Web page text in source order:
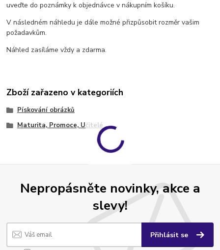
uveďte do poznámky k objednávce v nákupním košíku.
V následném náhledu je dále možné přizpůsobit rozměr vašim
požadavkům.
Náhled zasíláme vždy a zdarma.
Zboží zařazeno v kategoriích
Pískování obrázků
Maturita, Promoce, Učitelé
Nepropásněte novinky, akce a
slevy!
Přihlásit se